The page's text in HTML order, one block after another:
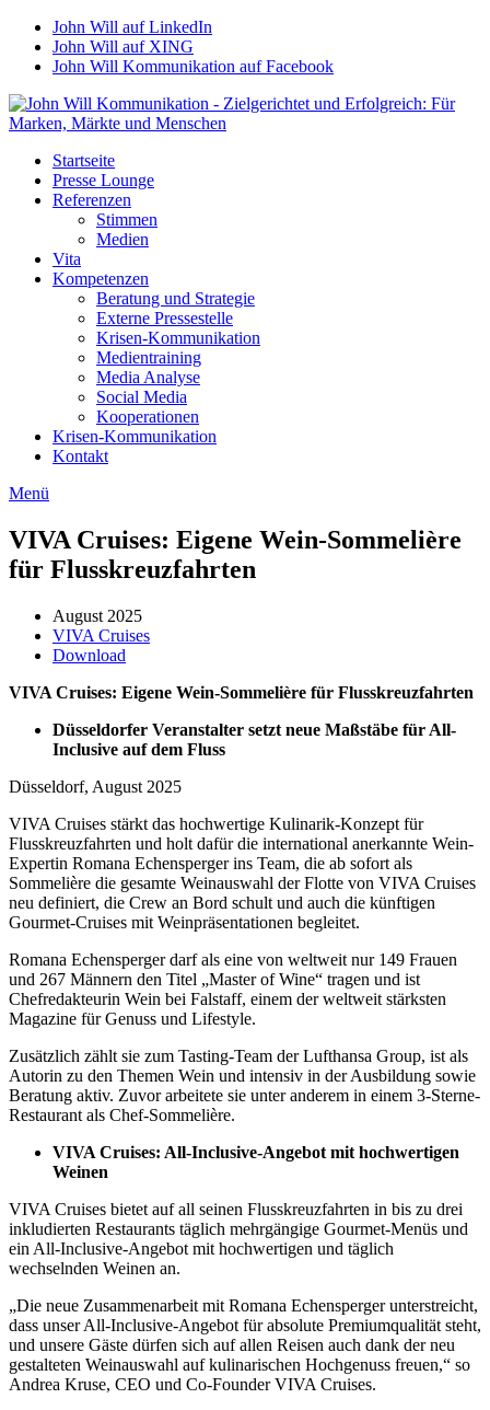
John Will auf LinkedIn
John Will auf XING
John Will Kommunikation auf Facebook
Startseite
Presse Lounge
Referenzen
Stimmen
Medien
Vita
Kompetenzen
Beratung und Strategie
Externe Pressestelle
Krisen-Kommunikation
Medientraining
Media Analyse
Social Media
Kooperationen
Krisen-Kommunikation
Kontakt
Menü
VIVA Cruises: Eigene Wein-Sommelière
für Flusskreuzfahrten
August 2025
VIVA Cruises
Download
VIVA Cruises: Eigene Wein-Sommelière für Flusskreuzfahrten
Düsseldorfer Veranstalter setzt neue Maßstäbe für All-
Inclusive auf dem Fluss
Düsseldorf, August 2025
VIVA Cruises stärkt das hochwertige Kulinarik-Konzept für
Flusskreuzfahrten und holt dafür die international anerkannte Wein-
Expertin Romana Echensperger ins Team, die ab sofort als
Sommelière die gesamte Weinauswahl der Flotte von VIVA Cruises
neu definiert, die Crew an Bord schult und auch die künftigen
Gourmet-Cruises mit Weinpräsentationen begleitet.
Romana Echensperger darf als eine von weltweit nur 149 Frauen
und 267 Männern den Titel „Master of Wine“ tragen und ist
Chefredakteurin Wein bei Falstaff, einem der weltweit stärksten
Magazine für Genuss und Lifestyle.
Zusätzlich zählt sie zum Tasting-Team der Lufthansa Group, ist als
Autorin zu den Themen Wein und intensiv in der Ausbildung sowie
Beratung aktiv. Zuvor arbeitete sie unter anderem in einem 3-Sterne-
Restaurant als Chef-Sommelière.
VIVA Cruises: All-Inclusive-Angebot mit hochwertigen
Weinen
VIVA Cruises bietet auf all seinen Flusskreuzfahrten in bis zu drei
inkludierten Restaurants täglich mehrgängige Gourmet-Menüs und
ein All-Inclusive-Angebot mit hochwertigen und täglich
wechselnden Weinen an.
„Die neue Zusammenarbeit mit Romana Echensperger unterstreicht,
dass unser All-Inclusive-Angebot für absolute Premiumqualität steht,
und unsere Gäste dürfen sich auf allen Reisen auch dank der neu
gestalteten Weinauswahl auf kulinarischen Hochgenuss freuen,“ so
Andrea Kruse, CEO und Co-Founder VIVA Cruises.